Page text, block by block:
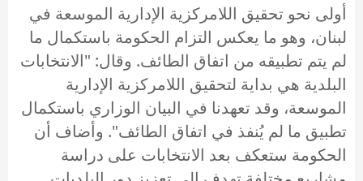
أولى نحو تحقيق اللامركزية الإدارية الموسعة في
لبنان، وهو ما يعكس التزام الحكومة باستكمال ما
لم يتم تطبيقه من اتفاق الطائف. وقال: "الانتخابات
البلدية هي بداية لتحقيق اللامركزية الإدارية
الموسعة، وقد تعهدنا في البيان الوزاري باستكمال
تطبيق ما لم يُنفذ في اتفاق الطائف". وأضاف أن
الحكومة ستعكف بعد الانتخابات على دراسة